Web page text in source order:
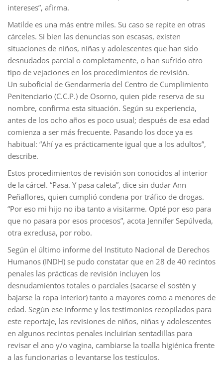
intereses”, afirma.
Matilde es una más entre miles. Su caso se repite en otras
cárceles. Si bien las denuncias son escasas, existen
situaciones de niños, niñas y adolescentes que han sido
desnudados parcial o completamente, o han sufrido otro
tipo de vejaciones en los procedimientos de revisión.
Un suboficial de Gendarmería del Centro de Cumplimiento
Penitenciario (C.C.P.) de Osorno, quien pide reserva de su
nombre, confirma esta situación. Según su experiencia,
antes de los ocho años es poco usual; después de esa edad
comienza a ser más frecuente. Pasando los doce ya es
habitual: “Ahí ya es prácticamente igual que a los adultos”,
describe.
Estos procedimientos de revisión son conocidos al interior
de la cárcel. “Pasa. Y pasa caleta”, dice sin dudar Ann
Peñaflores, quien cumplió condena por tráfico de drogas.
“Por eso mi hijo no iba tanto a visitarme. Opté por eso para
que no pasara por esos procesos”, acota Jennifer Sepúlveda,
otra exreclusa, por robo.
Según el último informe del Instituto Nacional de Derechos
Humanos (INDH) se pudo constatar que en 28 de 40 recintos
penales las prácticas de revisión incluyen los
desnudamientos totales o parciales (sacarse el sostén y
bajarse la ropa interior) tanto a mayores como a menores de
edad. Según ese informe y los testimonios recopilados para
este reportaje, las revisiones de niños, niñas y adolescentes
en algunos recintos penales incluirían sentadillas para
revisar el ano y/o vagina, cambiarse la toalla higiénica frente
a las funcionarias o levantarse los testículos.